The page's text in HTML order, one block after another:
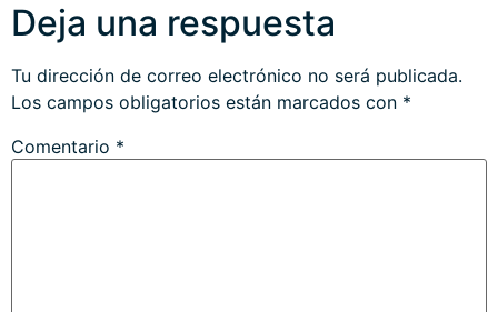
Deja una respuesta
Tu dirección de correo electrónico no será publicada.
Los campos obligatorios están marcados con *
Comentario *